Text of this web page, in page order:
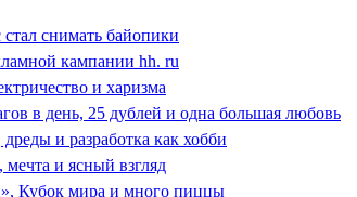
снимать байопики
кампании hh. ru
и харизма
в день, 25 дублей и одна большая любовь
и разработка как хобби
мечта и ясный взгляд
Кубок мира и много пиццы